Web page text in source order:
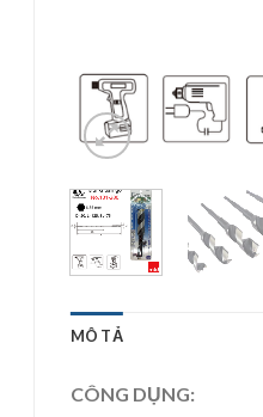
MÔ TẢ
CÔNG DỤNG: